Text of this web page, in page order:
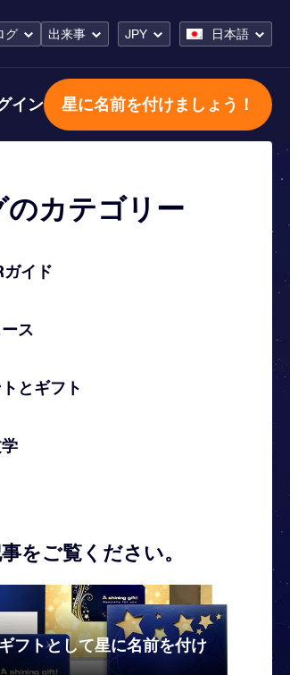
グ 出来事 JPY 日本語
イン 星に名前を付けましょう！
のカテゴリー
ガイド
ス
とギフト
をご覧ください。
フトとして星に名前を付け